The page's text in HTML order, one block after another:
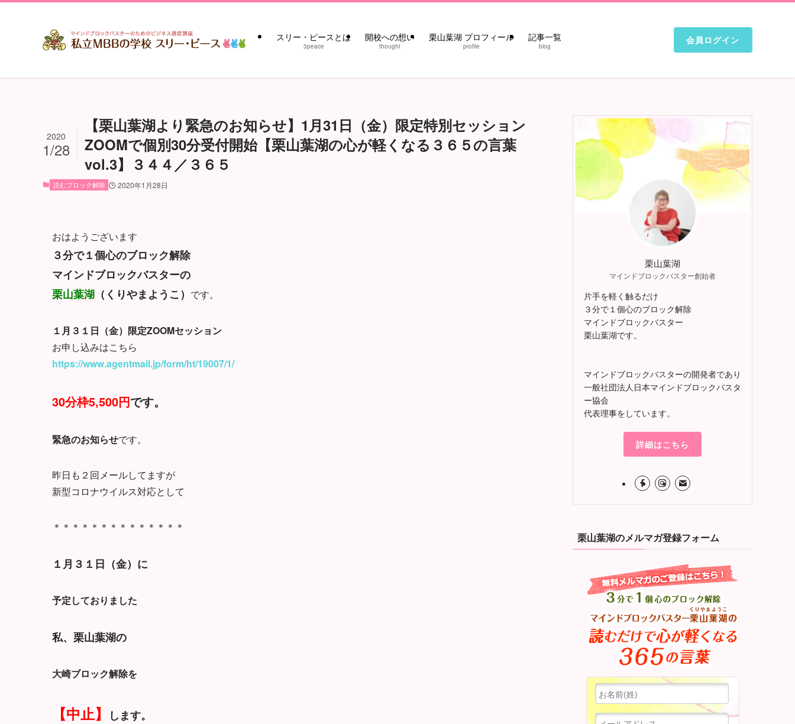
スリー・ピースとは
3peace
開校への想い
thought
栗山葉湖 プロフィール
profile
記事一覧
blog
会員ログイン
【栗山葉湖より緊急のお知らせ】1月31日（金）限定特別セッション
ZOOMで個別30分受付開始【栗山葉湖の心が軽くなる３６５の言葉
vol.3】３４４／３６５
2020
1/28
読むブロック解除 2020年1月28日
おはようございます
３分で１個心のブロック解除
マインドブロックバスターの
栗山葉湖 （くりやまようこ） です。
１月３１日（金）限定ZOOMセッション
お申し込みはこちら
https://www.agentmail.jp/form/ht/19007/1/
30分枠5,500円です。
緊急のお知らせです。
昨日も２回メールしてますが
新型コロナウイルス対応として
＊＊＊＊＊＊＊＊＊＊＊＊＊＊
１月３１日（金）に
予定しておりました
私、栗山葉湖の
大崎ブロック解除を
【中止】 します。
栗山葉湖
マインドブロックバスター創始者
片手を軽く触るだけ
３分で１個心のブロック解除
マインドブロックバスター
栗山葉湖です。
マインドブロックバスターの開発者であり
一般社団法人日本マインドブロックバスタ
ー協会
代表理事をしています。
詳細はこちら
栗山葉湖のメルマガ登録フォーム